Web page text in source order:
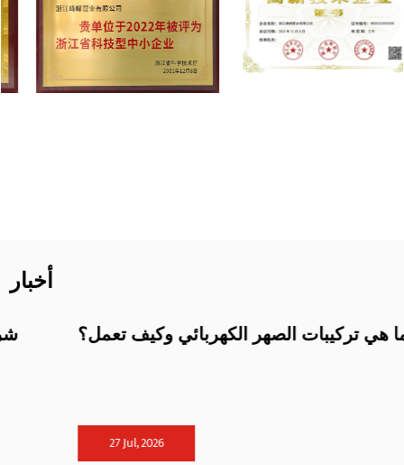
أخبار
ما هي تركيبات الصهر الكهربائي وكيف تعمل؟